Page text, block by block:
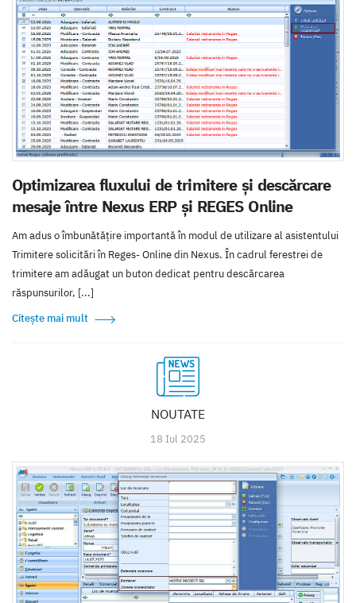
Optimizarea fluxului de trimitere și descărcare
mesaje între Nexus ERP și REGES Online
Am adus o îmbunătățire importantă în modul de utilizare al asistentului
Trimitere solicitări în Reges- Online din Nexus. În cadrul ferestrei de
trimitere am adăugat un buton dedicat pentru descărcarea
răspunsurilor, [...]
Citește mai mult
NOUTATE
18 Iul 2025